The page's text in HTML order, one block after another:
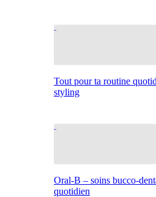
Tout pour ta routine
styling
Oral-B – soins bucco-
quotidien